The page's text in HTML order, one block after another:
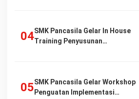
SMK Pancasila Gelar In House
Training Penyusunan…
SMK Pancasila Gelar Workshop
Penguatan Implementasi…